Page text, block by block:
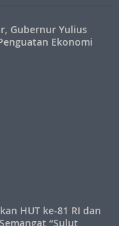
Gubernur Yulius
Ekonomi
HUT ke-81 RI dan
“Sulut